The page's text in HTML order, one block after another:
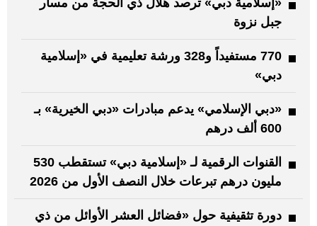
جبل نزوة
770 مستفيداً و328 ورشة تعليمية في «إسلامية
دبي»
«دبي الإسلامي» يدعم مبادرات «دبي الخيرية» بـ
600 ألف درهم
القنوات الرقمية لـ «إسلامية دبي» تستقطب 530
مليون درهم تبرعات خلال النصف الأول من 2026
دورة تثقيفية حول «فضائل العشر الأوائل من ذي